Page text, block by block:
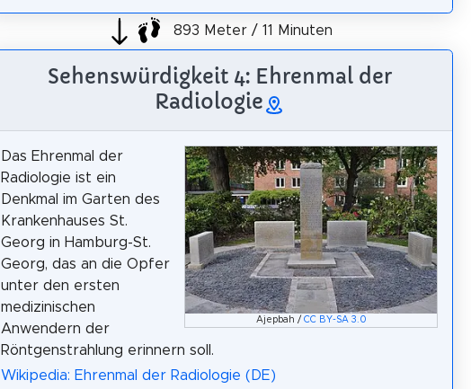
893 Meter / 11 Minuten
Sehenswürdigkeit 4: Ehrenmal der
Radiologie
Ajepbah / CC BY-SA 3.0
Das Ehrenmal der
Radiologie ist ein
Denkmal im Garten des
Krankenhauses St.
Georg in Hamburg-St.
Georg, das an die Opfer
unter den ersten
medizinischen
Anwendern der
Röntgenstrahlung erinnern soll.
Wikipedia: Ehrenmal der Radiologie (DE)